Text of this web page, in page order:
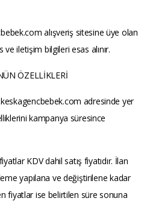
alışveriş sitesine üye olan
iletişim bilgileri esas alınır.
ÖZELLİKLERİ
adresinde yer
kampanya süresince
KDV dahil satış fiyatıdır. İlan
yapılana ve değiştirilene kadar
fiyatlar ise belirtilen süre sonuna